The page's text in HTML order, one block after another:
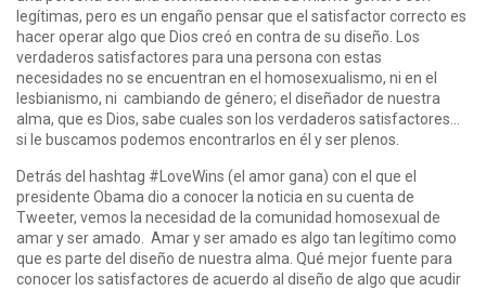
legítimas, pero es un engaño pensar que el satisfactor correcto es
hacer operar algo que Dios creó en contra de su diseño. Los
verdaderos satisfactores para una persona con estas
necesidades no se encuentran en el homosexualismo, ni en el
lesbianismo, ni cambiando de género; el diseñador de nuestra
alma, que es Dios, sabe cuales son los verdaderos satisfactores…
si le buscamos podemos encontrarlos en él y ser plenos.
Detrás del hashtag #LoveWins (el amor gana) con el que el
presidente Obama dio a conocer la noticia en su cuenta de
Tweeter, vemos la necesidad de la comunidad homosexual de
amar y ser amado. Amar y ser amado es algo tan legítimo como
que es parte del diseño de nuestra alma. Qué mejor fuente para
conocer los satisfactores de acuerdo al diseño de algo que acudir